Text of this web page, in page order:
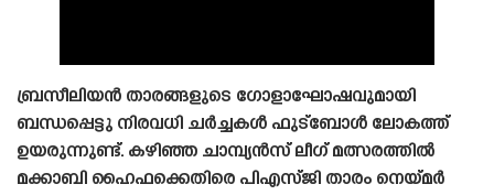
ബ്രസീലിയൻ താരങ്ങളുടെ ഗോളാഘോഷവുമായി
ബന്ധപ്പെട്ടു നിരവധി ചർച്ചകൾ ഫുട്ബോൾ ലോകത്ത്
ഉയരുന്നുണ്ട്. കഴിഞ്ഞ ചാമ്പ്യൻസ് ലീഗ് മത്സരത്തിൽ
മക്കാബി ഹൈഫക്കെതിരെ പിഎസ്‌ജി താരം നെയ്‌മർ